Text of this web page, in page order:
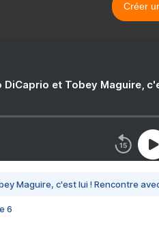
Créer
DiCaprio et Tobey Maguire,
Maguire, c'est lui ! Rencontre
6